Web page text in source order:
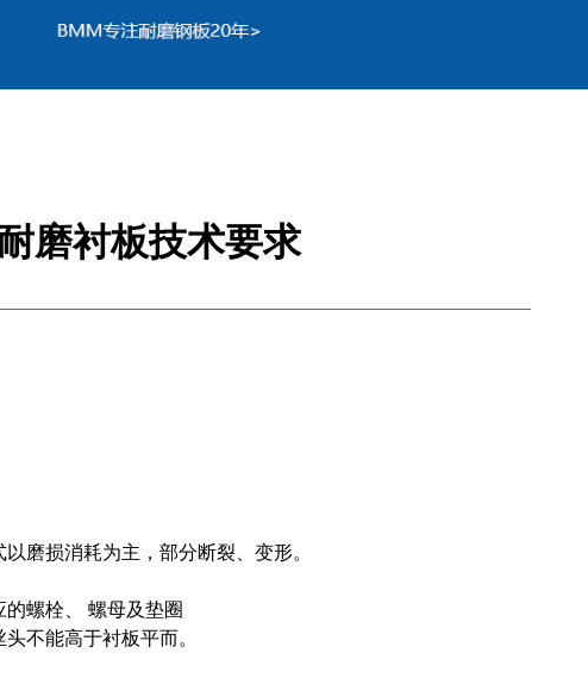
磨衬板技术要求
磨损消耗为主，部分断裂、变形。
螺栓、 螺母及垫圈
不能高于衬板平而。